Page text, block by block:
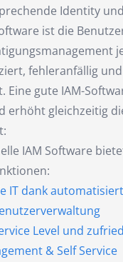
Identity
ist die
fehleranfällig
Eine gute IAM-
erhöht gleichzeitig
IAM Software
IT dank
Level und
& Self Service